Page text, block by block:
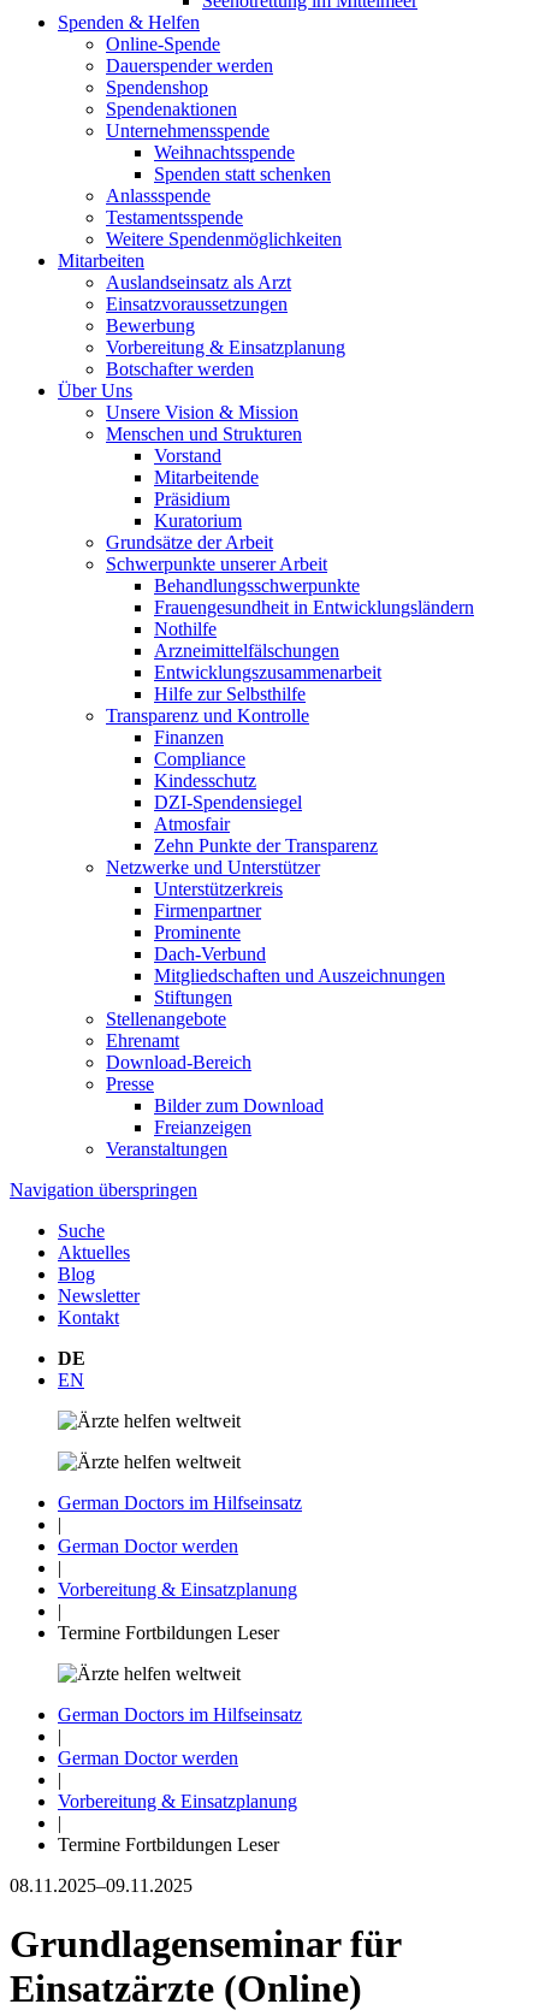
Spenden & Helfen
Online-Spende
Dauerspender werden
Spendenshop
Spendenaktionen
Unternehmens­spende
Weihnachtsspende
Spenden statt schenken
Anlassspende
Testamentsspende
Weitere Spenden­möglichkeiten
Mitarbeiten
Auslandseinsatz als Arzt
Einsatzvoraussetzungen
Bewerbung
Vorbereitung & Einsatzplanung
Botschafter werden
Über Uns
Unsere Vision & Mission
Menschen und Strukturen
Vorstand
Mitarbeitende
Präsidium
Kuratorium
Grundsätze der Arbeit
Schwerpunkte unserer Arbeit
Behandlungs­schwerpunkte
Frauengesundheit in Entwicklungsländern
Nothilfe
Arzneimittel­fälschungen
Entwicklungs­zusammenarbeit
Hilfe zur Selbsthilfe
Transparenz und Kontrolle
Finanzen
Compliance
Kindesschutz
DZI-Spendensiegel
Atmosfair
Zehn Punkte der Transparenz
Netzwerke und Unterstützer
Unterstützerkreis
Firmenpartner
Prominente
Dach-Verbund
Mitgliedschaften und Auszeichnungen
Stiftungen
Stellenangebote
Ehrenamt
Download-Bereich
Presse
Bilder zum Download
Freianzeigen
Veranstaltungen
Navigation überspringen
Suche
Aktuelles
Blog
Newsletter
Kontakt
DE
EN
German Doctors im Hilfseinsatz
|
German Doctor werden
|
Vorbereitung & Einsatzplanung
|
Termine Fortbildungen Leser
German Doctors im Hilfseinsatz
|
German Doctor werden
|
Vorbereitung & Einsatzplanung
|
Termine Fortbildungen Leser
08.11.2025–09.11.2025
Grundlagenseminar für
Einsatzärzte (Online)